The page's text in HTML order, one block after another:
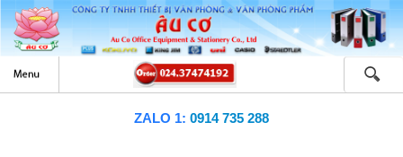
ZALO 1: 0914 735 288